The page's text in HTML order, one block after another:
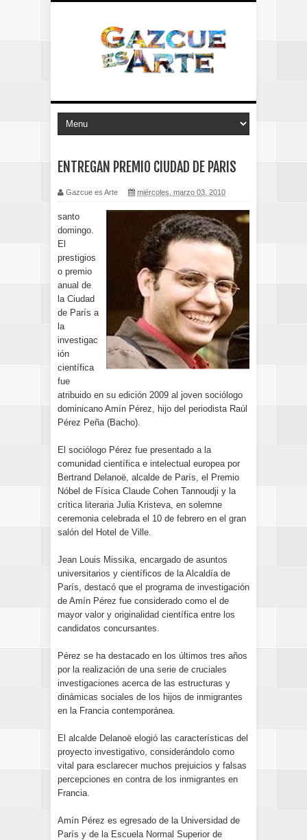
ENTREGAN PREMIO CIUDAD DE PARIS
Gazcue es Arte miércoles, marzo 03, 2010
santo
domingo.
El
prestigios
o premio
anual de
la Ciudad
de París a
la
investigac
ión
científica
fue
atribuido en su edición 2009 al joven sociólogo
dominicano Amín Pérez, hijo del periodista Raúl
Pérez Peña (Bacho).
El sociólogo Pérez fue presentado a la
comunidad científica e intelectual europea por
Bertrand Delanoë, alcalde de París, el Premio
Nóbel de Física Claude Cohen Tannoudji y la
crítica literaria Julia Kristeva, en solemne
ceremonia celebrada el 10 de febrero en el gran
salón del Hotel de Ville.
Jean Louis Missika, encargado de asuntos
universitarios y científicos de la Alcaldía de
París, destacó que el programa de investigación
de Amín Pérez fue considerado como el de
mayor valor y originalidad científica entre los
candidatos concursantes.
Pérez se ha destacado en los últimos tres años
por la realización de una serie de cruciales
investigaciones acerca de las estructuras y
dinámicas sociales de los hijos de inmigrantes
en la Francia contemporánea.
El alcalde Delanoë elogió las características del
proyecto investigativo, considerándolo como
vital para esclarecer muchos prejuicios y falsas
percepciones en contra de los inmigrantes en
Francia.
Amín Pérez es egresado de la Universidad de
París y de la Escuela Normal Superior de